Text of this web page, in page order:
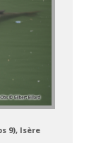
9), Isère